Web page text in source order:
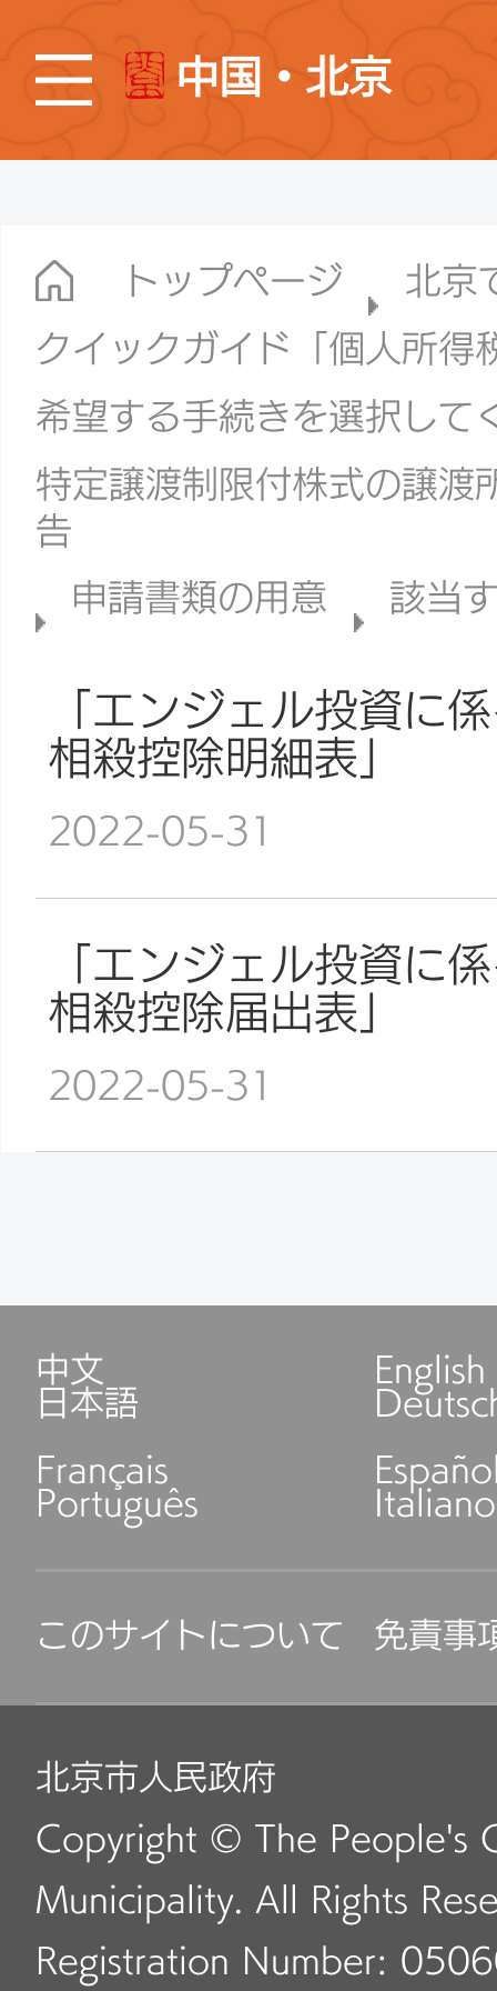
中国・北京
トップページ
北京
クイックガイド「個人所得
希望する手続きを選択して
特定譲渡制限付株式の譲渡
告
申請書類の用意
該当
「エンジェル投資に
相殺控除明細表」
2022-05-31
「エンジェル投資に
相殺控除届出表」
2022-05-31
中文 English
日本語
Français
Português Italiano
このサイトについて 免責事
北京市人民政府
Copyright © The People's
Municipality. All Rights
Registration Number: